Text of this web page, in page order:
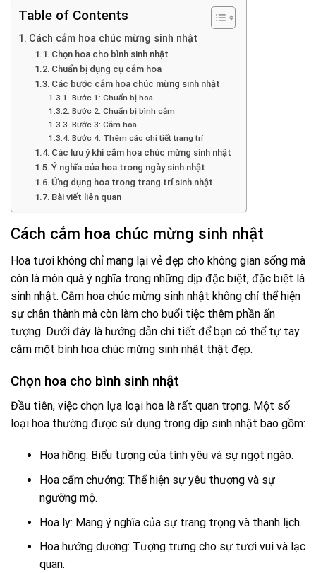
Table of Contents
Cách cắm hoa chúc mừng sinh nhật
Chọn hoa cho bình sinh nhật
Chuẩn bị dụng cụ cắm hoa
Các bước cắm hoa chúc mừng sinh nhật
Bước 1: Chuẩn bị hoa
Bước 2: Chuẩn bị bình cắm
Bước 3: Cắm hoa
Bước 4: Thêm các chi tiết trang trí
Các lưu ý khi cắm hoa chúc mừng sinh nhật
Ý nghĩa của hoa trong ngày sinh nhật
Ứng dụng hoa trong trang trí sinh nhật
Bài viết liên quan
Cách cắm hoa chúc mừng sinh nhật
Hoa tươi không chỉ mang lại vẻ đẹp cho không gian sống mà
còn là món quà ý nghĩa trong những dịp đặc biệt, đặc biệt là
sinh nhật. Cắm hoa chúc mừng sinh nhật không chỉ thể hiện
sự chân thành mà còn làm cho buổi tiệc thêm phần ấn
tượng. Dưới đây là hướng dẫn chi tiết để bạn có thể tự tay
cắm một bình hoa chúc mừng sinh nhật thật đẹp.
Chọn hoa cho bình sinh nhật
Đầu tiên, việc chọn lựa loại hoa là rất quan trọng. Một số
loại hoa thường được sử dụng trong dịp sinh nhật bao gồm:
Hoa hồng: Biểu tượng của tình yêu và sự ngọt ngào.
Hoa cẩm chướng: Thể hiện sự yêu thương và sự
ngưỡng mộ.
Hoa ly: Mang ý nghĩa của sự trang trọng và thanh lịch.
Hoa hướng dương: Tượng trưng cho sự tươi vui và lạc
quan.